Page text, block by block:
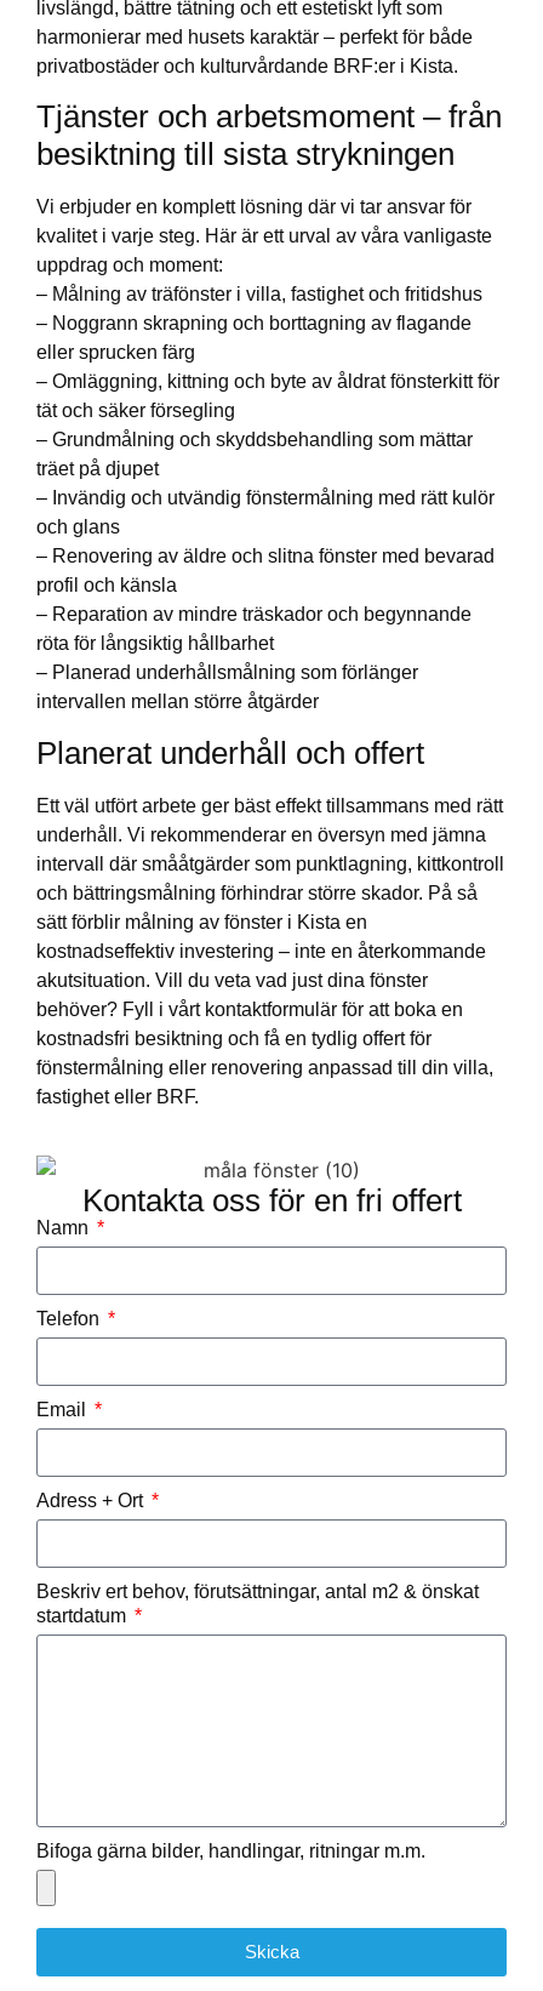
livslängd, bättre tätning och ett estetiskt lyft som
harmonierar med husets karaktär – perfekt för både
privatbostäder och kulturvårdande BRF:er i Kista.
Tjänster och arbetsmoment – från
besiktning till sista strykningen
Vi erbjuder en komplett lösning där vi tar ansvar för
kvalitet i varje steg. Här är ett urval av våra vanligaste
uppdrag och moment:
– Målning av träfönster i villa, fastighet och fritidshus
– Noggrann skrapning och borttagning av flagande
eller sprucken färg
– Omläggning, kittning och byte av åldrat fönsterkitt för
tät och säker försegling
– Grundmålning och skyddsbehandling som mättar
träet på djupet
– Invändig och utvändig fönstermålning med rätt kulör
och glans
– Renovering av äldre och slitna fönster med bevarad
profil och känsla
– Reparation av mindre träskador och begynnande
röta för långsiktig hållbarhet
– Planerad underhållsmålning som förlänger
intervallen mellan större åtgärder
Planerat underhåll och offert
Ett väl utfört arbete ger bäst effekt tillsammans med rätt
underhåll. Vi rekommenderar en översyn med jämna
intervall där smååtgärder som punktlagning, kittkontroll
och bättringsmålning förhindrar större skador. På så
sätt förblir målning av fönster i Kista en
kostnadseffektiv investering – inte en återkommande
akutsituation. Vill du veta vad just dina fönster
behöver? Fyll i vårt kontaktformulär för att boka en
kostnadsfri besiktning och få en tydlig offert för
fönstermålning eller renovering anpassad till din villa,
fastighet eller BRF.
Kontakta oss för en fri offert
Namn
Telefon
Email
Adress + Ort
Beskriv ert behov, förutsättningar, antal m2 & önskat
startdatum
Bifoga gärna bilder, handlingar, ritningar m.m.
Skicka